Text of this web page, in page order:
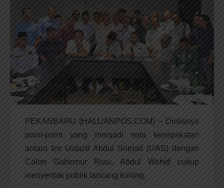
PEKANBARU (HALUANPOS.COM) – Dirilisnya
point-point yang menjadi nota kesepakatan
antara tim Ustazd Abdul Somad (UAS) dengan
Calon Gubernur Riau, Abdul Wahid cukup
menyentak publik lancang kuning.